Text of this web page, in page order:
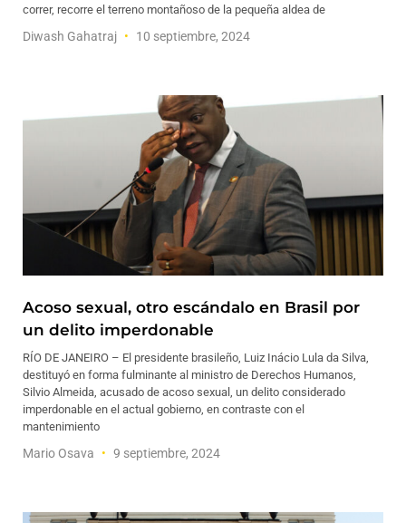
correr, recorre el terreno montañoso de la pequeña aldea de
Diwash Gahatraj 10 septiembre, 2024
Acoso sexual, otro escándalo en Brasil por
un delito imperdonable
RÍO DE JANEIRO – El presidente brasileño, Luiz Inácio Lula da Silva,
destituyó en forma fulminante al ministro de Derechos Humanos,
Silvio Almeida, acusado de acoso sexual, un delito considerado
imperdonable en el actual gobierno, en contraste con el
mantenimiento
Mario Osava 9 septiembre, 2024